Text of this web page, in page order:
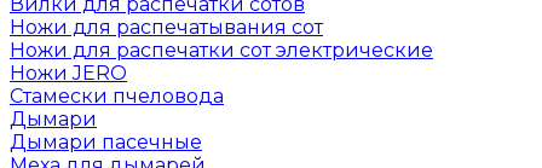
Ножи для распечатывания сот
Ножи для распечатки сот электрические
Ножи JERO
Стамески пчеловода
Дымари
Дымари пасечные